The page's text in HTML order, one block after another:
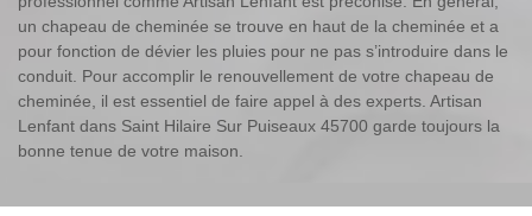
un chapeau de cheminée se trouve en haut de la cheminée et a
pour fonction de dévier les pluies pour ne pas s’introduire dans le
conduit. Pour accomplir le renouvellement de votre chapeau de
cheminée, il est essentiel de faire appel à des experts. Artisan
Lenfant dans Saint Hilaire Sur Puiseaux 45700 garde toujours la
bonne tenue de votre maison.